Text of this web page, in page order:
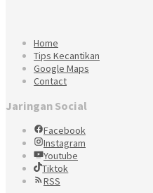
Home
Tips Kecantikan
Google Maps
Contact
Jaringan Social
Facebook
Instagram
Youtube
Tiktok
RSS